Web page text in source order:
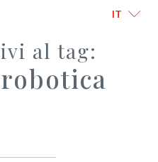
IT
al tag: